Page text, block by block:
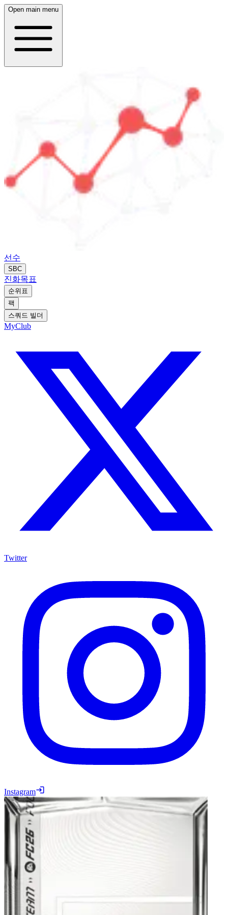
Open main menu
선수
SBC
진화목표
순위표
팩
스쿼드 빌더
MyClub
Twitter
Instagram